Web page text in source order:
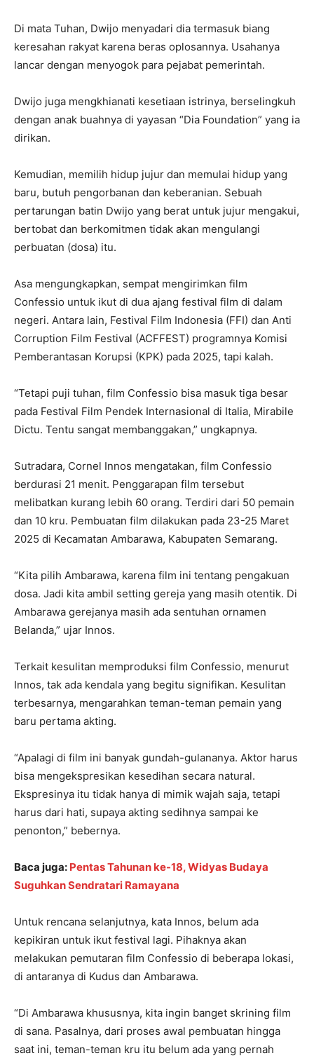
Di mata Tuhan, Dwijo menyadari dia termasuk biang
keresahan rakyat karena beras oplosannya. Usahanya
lancar dengan menyogok para pejabat pemerintah.
Dwijo juga mengkhianati kesetiaan istrinya, berselingkuh
dengan anak buahnya di yayasan “Dia Foundation” yang ia
dirikan.
Kemudian, memilih hidup jujur dan memulai hidup yang
baru, butuh pengorbanan dan keberanian. Sebuah
pertarungan batin Dwijo yang berat untuk jujur mengakui,
bertobat dan berkomitmen tidak akan mengulangi
perbuatan (dosa) itu.
Asa mengungkapkan, sempat mengirimkan film
Confessio untuk ikut di dua ajang festival film di dalam
negeri. Antara lain, Festival Film Indonesia (FFI) dan Anti
Corruption Film Festival (ACFFEST) programnya Komisi
Pemberantasan Korupsi (KPK) pada 2025, tapi kalah.
“Tetapi puji tuhan, film Confessio bisa masuk tiga besar
pada Festival Film Pendek Internasional di Italia, Mirabile
Dictu. Tentu sangat membanggakan,” ungkapnya.
Sutradara, Cornel Innos mengatakan, film Confessio
berdurasi 21 menit. Penggarapan film tersebut
melibatkan kurang lebih 60 orang. Terdiri dari 50 pemain
dan 10 kru. Pembuatan film dilakukan pada 23-25 Maret
2025 di Kecamatan Ambarawa, Kabupaten Semarang.
“Kita pilih Ambarawa, karena film ini tentang pengakuan
dosa. Jadi kita ambil setting gereja yang masih otentik. Di
Ambarawa gerejanya masih ada sentuhan ornamen
Belanda,” ujar Innos.
Terkait kesulitan memproduksi film Confessio, menurut
Innos, tak ada kendala yang begitu signifikan. Kesulitan
terbesarnya, mengarahkan teman-teman pemain yang
baru pertama akting.
“Apalagi di film ini banyak gundah-gulananya. Aktor harus
bisa mengekspresikan kesedihan secara natural.
Ekspresinya itu tidak hanya di mimik wajah saja, tetapi
harus dari hati, supaya akting sedihnya sampai ke
penonton,” bebernya.
Baca juga: Pentas Tahunan ke-18, Widyas Budaya
Suguhkan Sendratari Ramayana
Untuk rencana selanjutnya, kata Innos, belum ada
kepikiran untuk ikut festival lagi. Pihaknya akan
melakukan pemutaran film Confessio di beberapa lokasi,
di antaranya di Kudus dan Ambarawa.
“Di Ambarawa khususnya, kita ingin banget skrining film
di sana. Pasalnya, dari proses awal pembuatan hingga
saat ini, teman-teman kru itu belum ada yang pernah